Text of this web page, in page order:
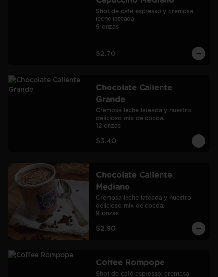
Shot de café espresso y cremosa
leche lateada.
9 onzas
$2.70
Chocolate Caliente
Grande
Cremosa leche lateada y nuestro
delicioso mix de cocoa.
12 onzas
$3.40
Chocolate Caliente
Mediano
Cremosa leche lateada y nuestro
delicioso mix de cocoa.
9 onzas
$2.90
Coffee Rompope
Shot de café espresso, cremosa